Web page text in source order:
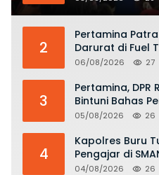
KKOP
2
Pertamina
Darurat di Fuel
Risiko
06/08/2026 27
3
Pertamina, DPR
Bintuni Bahas
dan LPG
05/08/2026 26
4
Kapolres Buru
Pengajar di
Hukum dan
04/08/2026 26